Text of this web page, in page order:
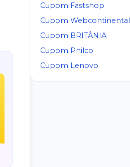
Cupom Fastshop
CupomWebcontinental
Cupom BRITÂNIA
Cupom Philco
Cupom Lenovo